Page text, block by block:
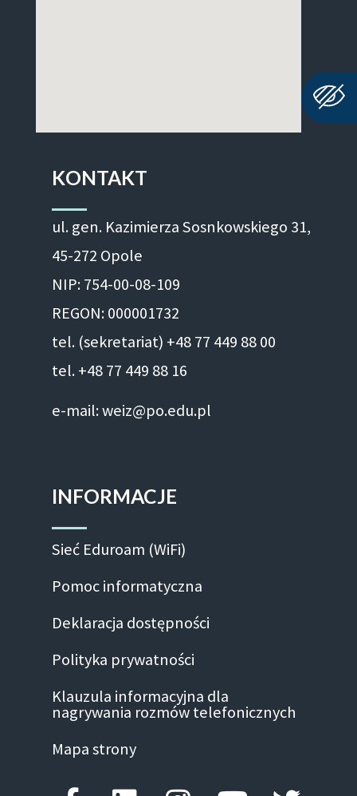
KONTAKT
ul. gen. Kazimierza Sosnkowskiego 31,
45-272 Opole
NIP: 754-00-08-109
REGON: 000001732
tel. (sekretariat) +48 77 449 88 00
tel. +48 77 449 88 16
e-mail: weiz@po.edu.pl
INFORMACJE
Sieć Eduroam (WiFi)
Pomoc informatyczna
Deklaracja dostępności
Polityka prywatności
Klauzula informacyjna dla
nagrywania rozmów telefonicznych
Mapa strony
Facebook-f
LinkedinInstagram
Youtube